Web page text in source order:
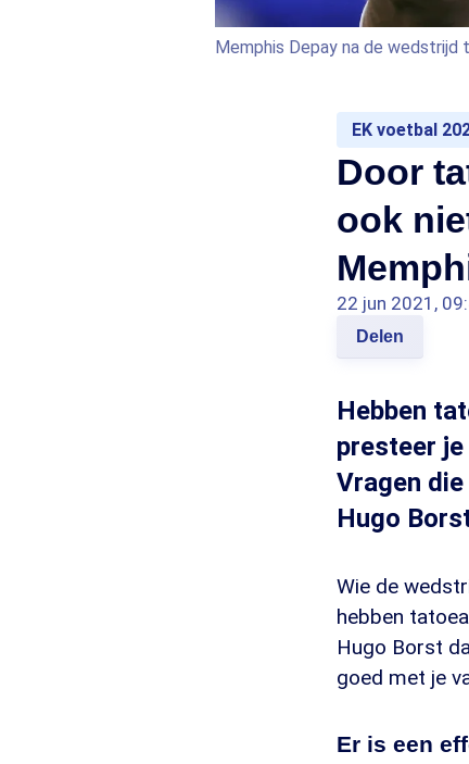
Memphis Depay na de wedstrijd
EK voetbal
Door
ook
22 jun 2021,
Delen
Hebben
presteer
Vragen
Hugo
Wie de
hebben
Hugo Borst
goed met je
Er is een